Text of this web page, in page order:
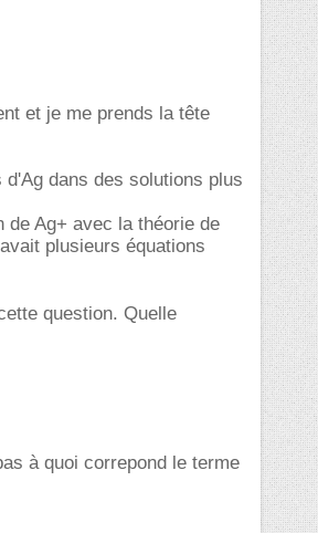
et je me prends la tête
dans des solutions plus
de Ag+ avec la théorie de
plusieurs équations
question. Quelle
à quoi correpond le terme